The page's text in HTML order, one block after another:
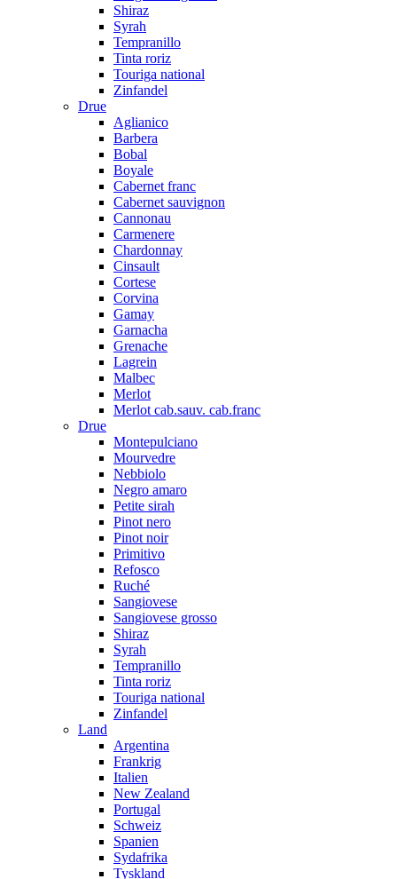
Shiraz
Syrah
Tempranillo
Tinta roriz
Touriga national
Zinfandel
Drue
Aglianico
Barbera
Bobal
Boyale
Cabernet franc
Cabernet sauvignon
Cannonau
Carmenere
Chardonnay
Cinsault
Cortese
Corvina
Gamay
Garnacha
Grenache
Lagrein
Malbec
Merlot
Merlot cab.sauv. cab.franc
Drue
Montepulciano
Mourvedre
Nebbiolo
Negro amaro
Petite sirah
Pinot nero
Pinot noir
Primitivo
Refosco
Ruché
Sangiovese
Sangiovese grosso
Shiraz
Syrah
Tempranillo
Tinta roriz
Touriga national
Zinfandel
Land
Argentina
Frankrig
Italien
New Zealand
Portugal
Schweiz
Spanien
Sydafrika
Tyskland